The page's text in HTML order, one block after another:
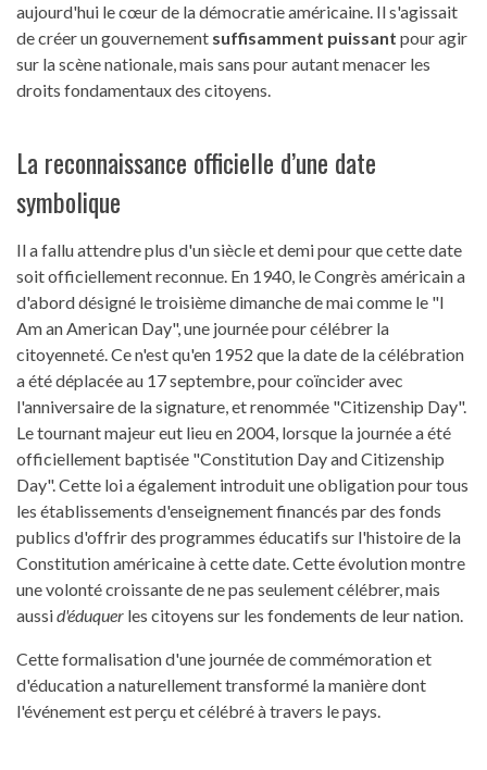
aujourd'hui le cœur de la démocratie américaine. Il s'agissait
de créer un gouvernement suffisamment puissant pour agir
sur la scène nationale, mais sans pour autant menacer les
droits fondamentaux des citoyens.
La reconnaissance officielle d’une date
symbolique
Il a fallu attendre plus d'un siècle et demi pour que cette date
soit officiellement reconnue. En 1940, le Congrès américain a
d'abord désigné le troisième dimanche de mai comme le "I
Am an American Day", une journée pour célébrer la
citoyenneté. Ce n'est qu'en 1952 que la date de la célébration
a été déplacée au 17 septembre, pour coïncider avec
l'anniversaire de la signature, et renommée "Citizenship Day".
Le tournant majeur eut lieu en 2004, lorsque la journée a été
officiellement baptisée "Constitution Day and Citizenship
Day". Cette loi a également introduit une obligation pour tous
les établissements d'enseignement financés par des fonds
publics d'offrir des programmes éducatifs sur l'histoire de la
Constitution américaine à cette date. Cette évolution montre
une volonté croissante de ne pas seulement célébrer, mais
aussid'éduquer les citoyens sur les fondements de leur nation.
Cette formalisation d'une journée de commémoration et
d'éducation a naturellement transformé la manière dont
l'événement est perçu et célébré à travers le pays.